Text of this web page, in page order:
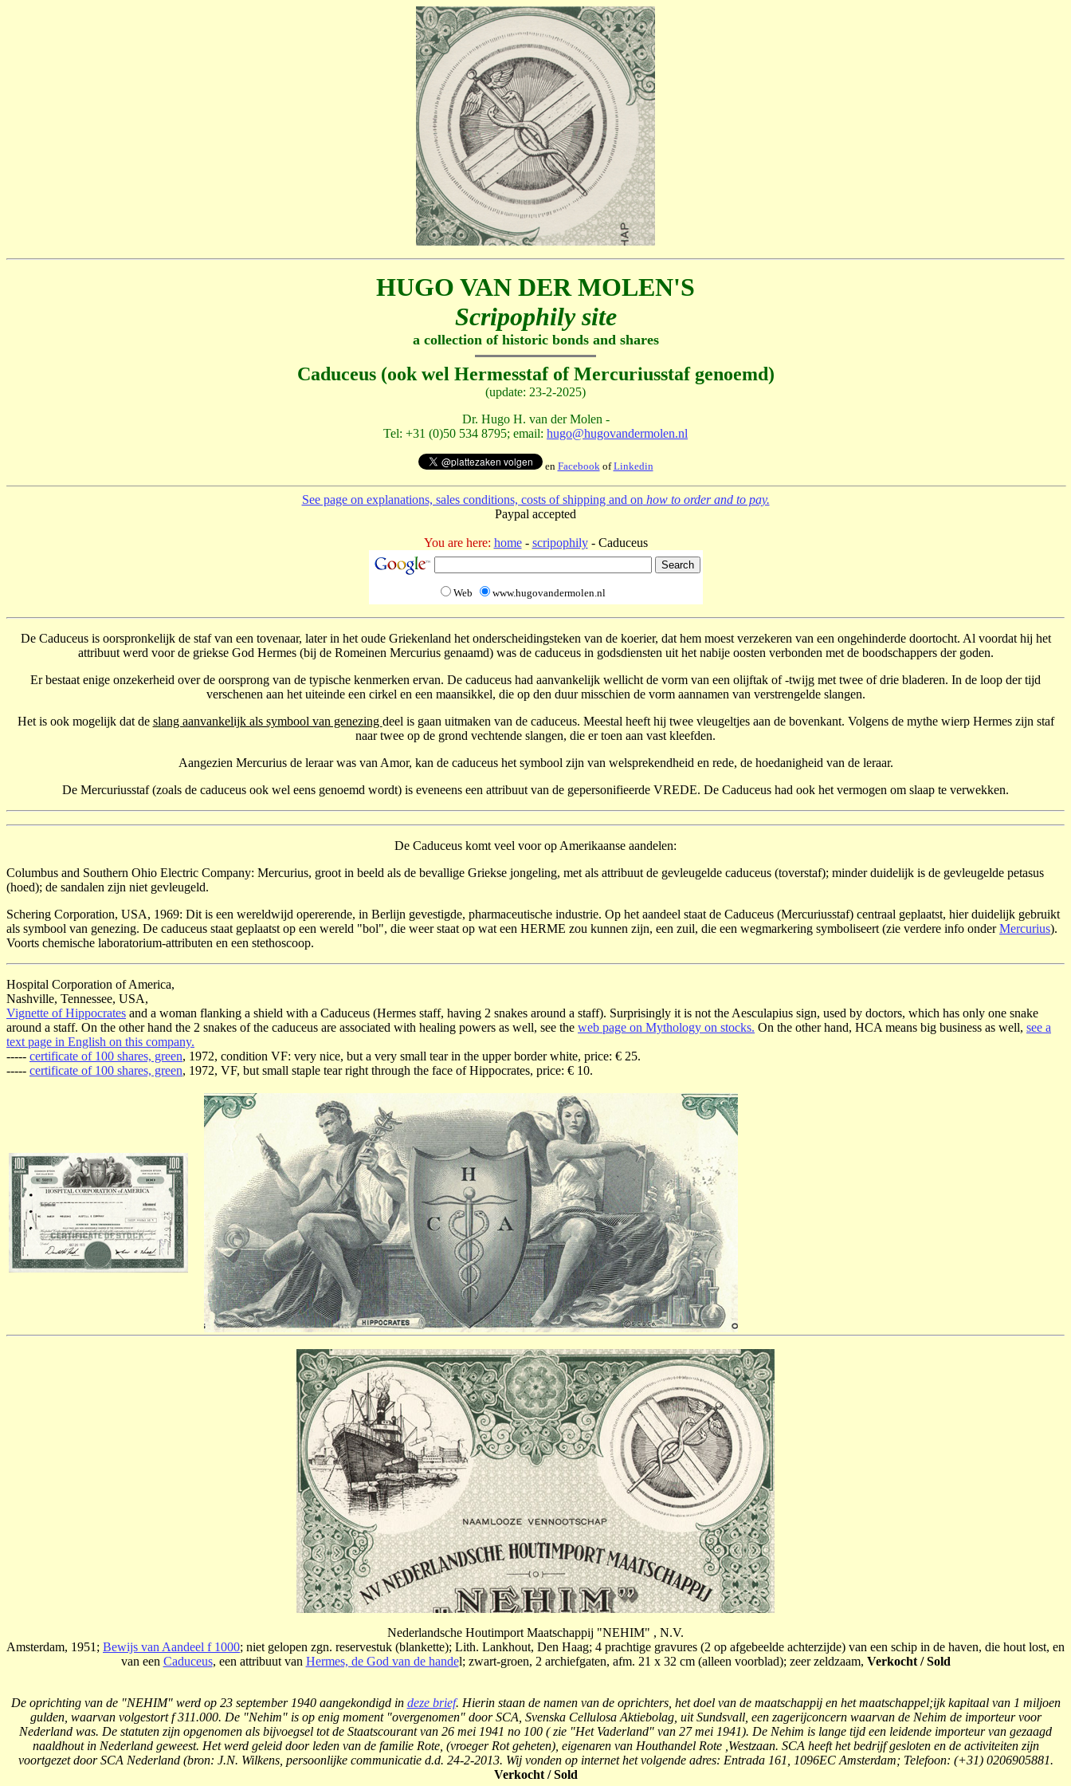
HUGO VAN DER MOLEN'S
Scripophily site
a collection of historic bonds and shares
Caduceus (ook wel Hermesstaf of Mercuriusstaf genoemd)
(update: 23-2-2025)
Dr. Hugo H. van der Molen -
Tel: +31 (0)50 534 8795; email: hugo@hugovandermolen.nl
en FacebookofLinkedin
See page on explanations, sales conditions, costs of shipping and on how to order and to pay.
Paypal accepted
You are here: home- scripophily- Caduceus
Web www.hugovandermolen.nl
De Caduceus is oorspronkelijk de staf van een tovenaar, later in het oude Griekenland het onderscheidingsteken van de koerier, dat hem moest verzekeren van een ongehinderde doortocht. Al voordat hij het
attribuut werd voor de griekse God Hermes (bij de Romeinen Mercurius genaamd) was de caduceus in godsdiensten uit het nabije oosten verbonden met de boodschappers der goden.
Er bestaat enige onzekerheid over de oorsprong van de typische kenmerken ervan. De caduceus had aanvankelijk wellicht de vorm van een olijftak of -twijg met twee of drie bladeren. In de loop der tijd
verschenen aan het uiteinde een cirkel en een maansikkel, die op den duur misschien de vorm aannamen van verstrengelde slangen.
Het is ook mogelijk dat de slang aanvankelijk als symbool van genezing deel is gaan uitmaken van de caduceus. Meestal heeft hij twee vleugeltjes aan de bovenkant. Volgens de mythe wierp Hermes zijn staf
naar twee op de grond vechtende slangen, die er toen aan vast kleefden.
Aangezien Mercurius de leraar was van Amor, kan de caduceus het symbool zijn van welsprekendheid en rede, de hoedanigheid van de leraar.
De Mercuriusstaf (zoals de caduceus ook wel eens genoemd wordt) is eveneens een attribuut van de gepersonifieerde VREDE. De Caduceus had ook het vermogen om slaap te verwekken.
De Caduceus komt veel voor op Amerikaanse aandelen:
Columbus and Southern Ohio Electric Company: Mercurius, groot in beeld als de bevallige Griekse jongeling, met als attribuut de gevleugelde caduceus (toverstaf); minder duidelijk is de gevleugelde petasus
(hoed); de sandalen zijn niet gevleugeld.
Schering Corporation, USA, 1969: Dit is een wereldwijd opererende, in Berlijn gevestigde, pharmaceutische industrie. Op het aandeel staat de Caduceus (Mercuriusstaf) centraal geplaatst, hier duidelijk gebruikt
als symbool van genezing. De caduceus staat geplaatst op een wereld "bol", die weer staat op wat een HERME zou kunnen zijn, een zuil, die een wegmarkering symboliseert (zie verdere info onderMercurius).
Voorts chemische laboratorium-attributen en een stethoscoop.
Hospital Corporation of America,
Nashville, Tennessee, USA,
Vignette of Hippocrates and a woman flanking a shield with a Caduceus (Hermes staff, having 2 snakes around a staff). Surprisingly it is not the Aesculapius sign, used by doctors, which has only one snake
around a staff. On the other hand the 2 snakes of the caduceus are associated with healing powers as well, see the web page on Mythology on stocks. On the other hand, HCA means big business as well, see a
text page in English on this company.
----- certificate of 100 shares, green, 1972, condition VF: very nice, but a very small tear in the upper border white, price: € 25.
----- certificate of 100 shares, green, 1972, VF, but small staple tear right through the face of Hippocrates, price: € 10.
Nederlandsche Houtimport Maatschappij "NEHIM" , N.V.
Amsterdam, 1951; Bewijs van Aandeel f 1000; niet gelopen zgn. reservestuk (blankette); Lith. Lankhout, Den Haag; 4 prachtige gravures (2 op afgebeelde achterzijde) van een schip in de haven, die hout lost, en
van een Caduceus, een attribuut van Hermes, de God van de handel; zwart-groen, 2 archiefgaten, afm. 21 x 32 cm (alleen voorblad); zeer zeldzaam, Verkocht / Sold
De oprichting van de "NEHIM" werd op 23 september 1940 aangekondigd in deze brief. Hierin staan de namen van de oprichters, het doel van de maatschappij en het maatschappel;ijk kapitaal van 1 miljoen
gulden, waarvan volgestort f 311.000. De "Nehim" is op enig moment "overgenomen" door SCA, Svenska Cellulosa Aktiebolag, uit Sundsvall, een zagerijconcern waarvan de Nehim de importeur voor
Nederland was. De statuten zijn opgenomen als bijvoegsel tot de Staatscourant van 26 mei 1941 no 100 ( zie "Het Vaderland" van 27 mei 1941). De Nehim is lange tijd een leidende importeur van gezaagd
naaldhout in Nederland geweest. Het werd geleid door leden van de familie Rote, (vroeger Rot geheten), eigenaren van Houthandel Rote ,Westzaan. SCA heeft het bedrijf gesloten en de activiteiten zijn
voortgezet door SCA Nederland (bron: J.N. Wilkens, persoonlijke communicatie d.d. 24-2-2013. Wij vonden op internet het volgende adres: Entrada 161, 1096EC Amsterdam; Telefoon: (+31) 0206905881.
Verkocht / Sold